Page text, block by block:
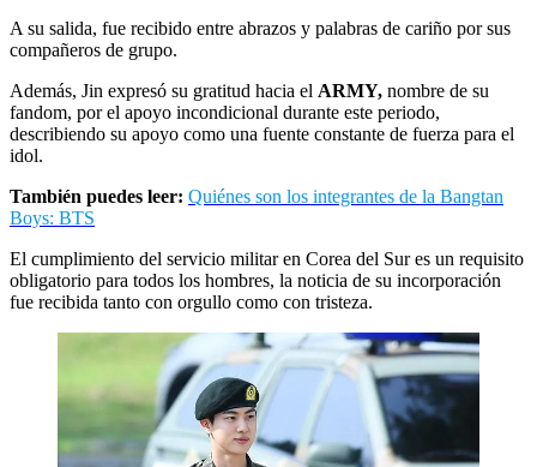
A su salida, fue recibido entre abrazos y palabras de cariño por sus
compañeros de grupo.
Además, Jin expresó su gratitud hacia el ARMY, nombre de su
fandom, por el apoyo incondicional durante este periodo,
describiendo su apoyo como una fuente constante de fuerza para el
idol.
También puedes leer: Quiénes son los integrantes de la Bangtan
Boys: BTS
El cumplimiento del servicio militar en Corea del Sur es un requisito
obligatorio para todos los hombres, la noticia de su incorporación
fue recibida tanto con orgullo como con tristeza.